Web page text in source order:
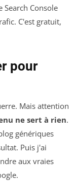
Console
C'est gratuit,
pour
Mais attention
ne sert à rien.
génériques
Puis j'ai
aux vraies